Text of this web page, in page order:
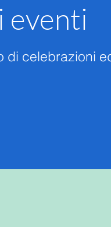
eventi
di celebrazioni